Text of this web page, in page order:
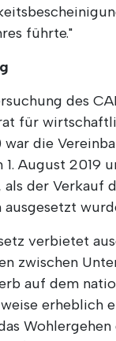
führte."
des
für
die
August 2019
der Verkauf
verbietet
zwischen
auf dem
erheblich
Wohlergehen